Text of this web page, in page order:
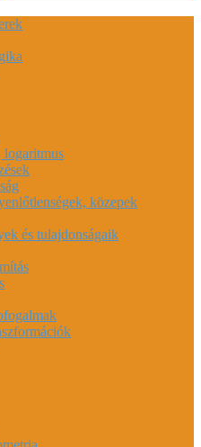
közepek
és tulajdonságaik